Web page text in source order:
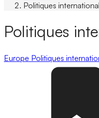
Politiques
Politiques
Europe Politiques